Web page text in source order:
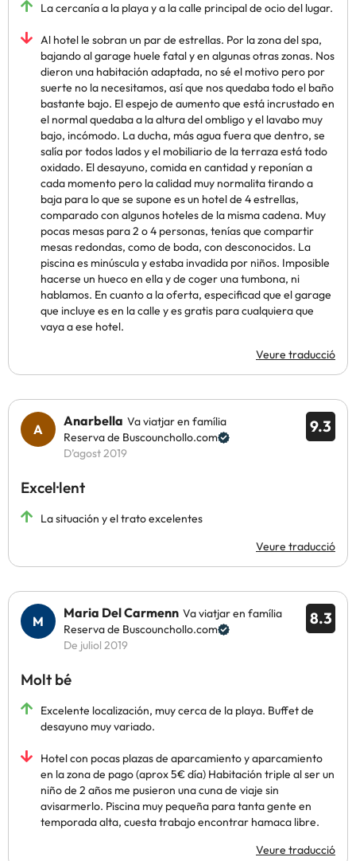
La cercanía a la playa y a la calle principal de ocio del lugar.
Al hotel le sobran un par de estrellas. Por la zona del spa,
bajando al garage huele fatal y en algunas otras zonas. Nos
dieron una habitación adaptada, no sé el motivo pero por
suerte no la necesitamos, así que nos quedaba todo el baño
bastante bajo. El espejo de aumento que está incrustado en
el normal quedaba a la altura del ombligo y el lavabo muy
bajo, incómodo. La ducha, más agua fuera que dentro, se
salía por todos lados y el mobiliario de la terraza está todo
oxidado. El desayuno, comida en cantidad y reponían a
cada momento pero la calidad muy normalita tirando a
baja para lo que se supone es un hotel de 4 estrellas,
comparado con algunos hoteles de la misma cadena. Muy
pocas mesas para 2 o 4 personas, tenías que compartir
mesas redondas, como de boda, con desconocidos. La
piscina es minúscula y estaba invadida por niños. Imposible
hacerse un hueco en ella y de coger una tumbona, ni
hablamos. En cuanto a la oferta, especificad que el garage
que incluye es en la calle y es gratis para cualquiera que
vaya a ese hotel.
Veure traducció
9.3
Anarbella Va viatjar en família
Reserva de Buscounchollo.com
D’agost 2019
Excel·lent
La situación y el trato excelentes
Veure traducció
8.3
Maria Del Carmenn Va viatjar en família
Reserva de Buscounchollo.com
De juliol 2019
Molt bé
Excelente localización, muy cerca de la playa. Buffet de
desayuno muy variado.
Hotel con pocas plazas de aparcamiento y aparcamiento
en la zona de pago (aprox 5€ día) Habitación triple al ser un
niño de 2 años me pusieron una cuna de viaje sin
avisarmerlo. Piscina muy pequeña para tanta gente en
temporada alta, cuesta trabajo encontrar hamaca libre.
Veure traducció